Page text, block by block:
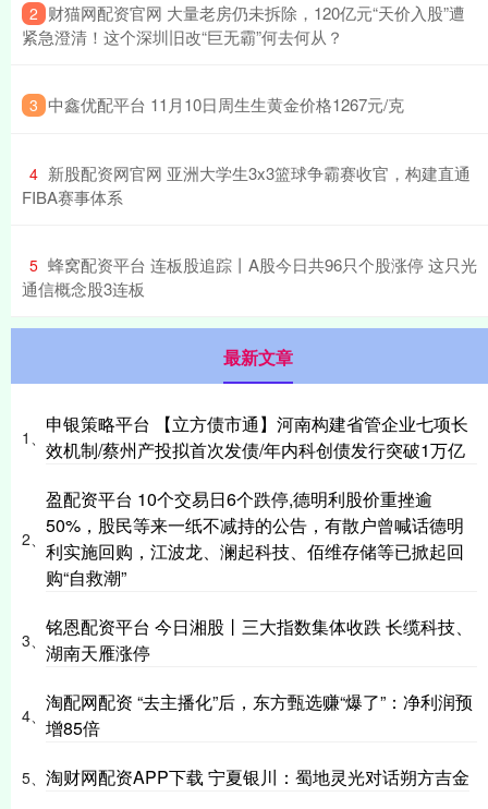
2 ​财猫网配资官网 大量老房仍未拆除，120亿元“天价入股”遭
紧急澄清！这个深圳旧改“巨无霸”何去何从？
3 ​中鑫优配平台 11月10日周生生黄金价格1267元/克
4 ​新股配资网官网 亚洲大学生3x3篮球争霸赛收官，构建直通
FIBA赛事体系
5 ​蜂窝配资平台 连板股追踪丨A股今日共96只个股涨停 这只光
通信概念股3连板
最新文章
1、
申银策略平台 【立方债市通】河南构建省管企业七项长
效机制/蔡州产投拟首次发债/年内科创债发行突破1万亿
2、
盈配资平台 10个交易日6个跌停,德明利股价重挫逾
50%，股民等来一纸不减持的公告，有散户曾喊话德明
利实施回购，江波龙、澜起科技、佰维存储等已掀起回
购“自救潮”
3、
铭恩配资平台 今日湘股丨三大指数集体收跌 长缆科技、
湖南天雁涨停
4、
淘配网配资 “去主播化”后，东方甄选赚“爆了”：净利润预
增85倍
5、 淘财网配资APP下载 宁夏银川：蜀地灵光对话朔方吉金